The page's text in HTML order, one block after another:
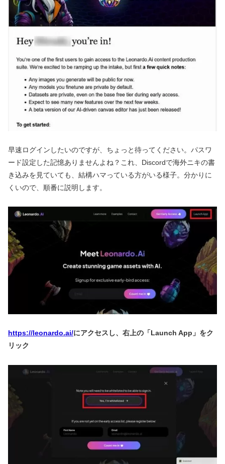
早速ログインしたいのですが、ちょっと待ってください。パスワ
ード設定した記憶ありませんよね？これ、Discordで海外ニキの書
き込みを見ていても、結構ハマっている方がいる様子。分かりに
くいので、順番に説明します。
https://leonardo.ai/にアクセスし、右上の「Launch App」をク
リック